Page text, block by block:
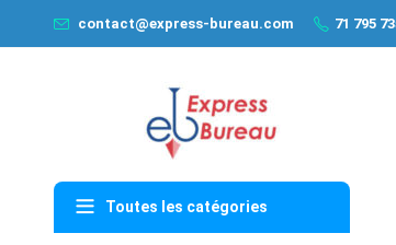
contact@express-bureau.com 71 795
Toutes les catégories